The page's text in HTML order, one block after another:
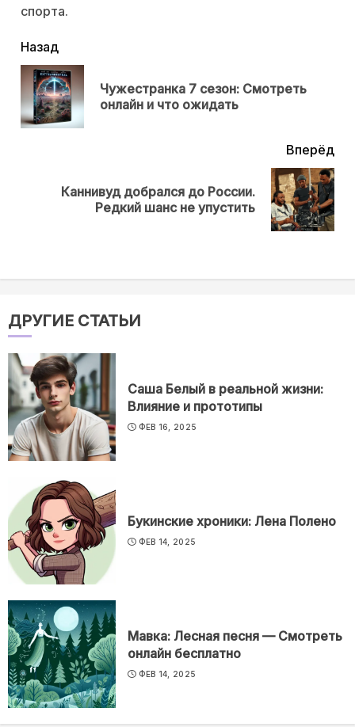
спорта.
читать
еще
Назад
Чужестранка 7 сезон: Смотреть
онлайн и что ожидать
Вперёд
Каннивуд добрался до России.
Редкий шанс не упустить
ДРУГИЕ СТАТЬИ
Саша Белый в реальной жизни:
Влияние и прототипы
ФЕВ 16, 2025
Букинские хроники: Лена Полено
ФЕВ 14, 2025
Мавка: Лесная песня — Смотреть
онлайн бесплатно
ФЕВ 14, 2025